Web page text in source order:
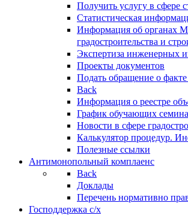
Получить услугу в сфере
Статистическая
Информация об органах
градостроительства и
Экспертиза инженерных
Проекты документов
Подать обращение о факте
Back
Информация о реестре
График обучающих
Новости в сфере
Калькулятор процедур.
Полезные ссылки
Антимонопольный комплаенс
Back
Доклады
Перечень нормативно
Господдержка с/х